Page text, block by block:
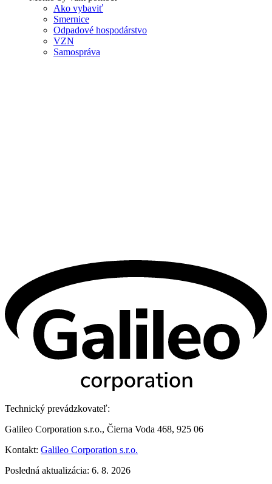
Ako vybaviť
Smernice
Odpadové hospodárstvo
VZN
Samospráva
Technický prevádzkovateľ:
Galileo Corporation s.r.o., Čierna Voda 468, 925 06
Kontakt: Galileo Corporation s.r.o.
Posledná aktualizácia: 6. 8. 2026